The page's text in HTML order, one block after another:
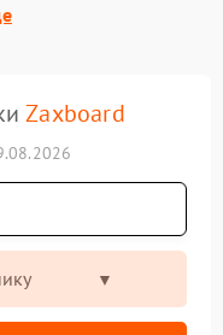
Zaxboard